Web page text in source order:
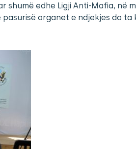
shumë edhe Ligji Anti-Mafia, në
organet e ndjekjes do ta